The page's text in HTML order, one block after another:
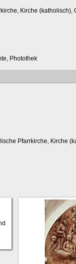
Kirche (katholisch),
Photothek
Pfarrkirche, Kirche